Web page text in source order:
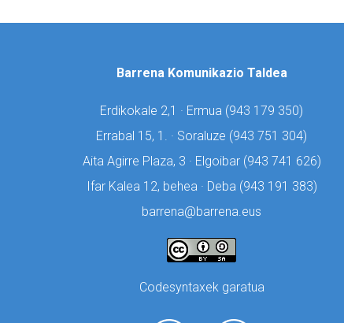
Barrena Komunikazio Taldea
Erdikokale 2,1 · Ermua (943 179 350)
Errabal 15, 1. · Soraluze (943 751 304)
Aita Agirre Plaza, 3 · Elgoibar (943 741 626)
Ifar Kalea 12, behea · Deba (943 191 383)
barrena@barrena.eus
Codesyntaxek garatua